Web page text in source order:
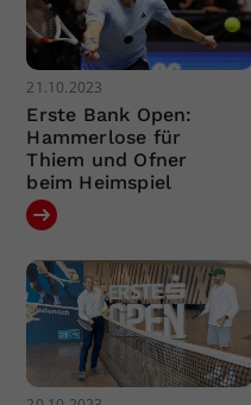
21.10.2023
Erste Bank Open:
Hammerlose für
Thiem und Ofner
beim Heimspiel